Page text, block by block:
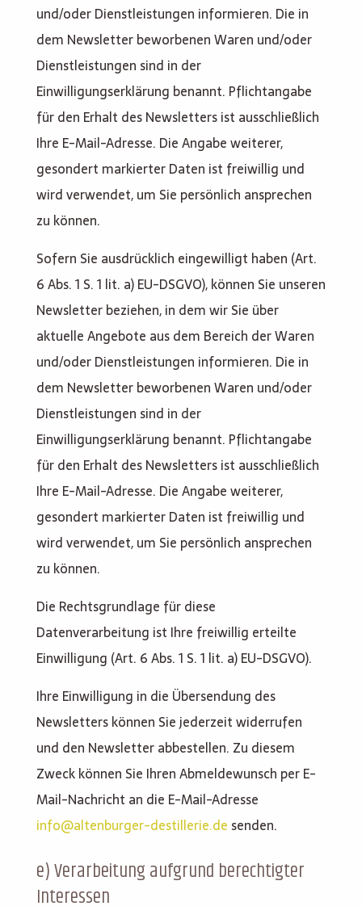
und/oder Dienstleistungen informieren. Die in
dem Newsletter beworbenen Waren und/oder
Dienstleistungen sind in der
Einwilligungserklärung benannt. Pflichtangabe
für den Erhalt des Newsletters ist ausschließlich
Ihre E-Mail-Adresse. Die Angabe weiterer,
gesondert markierter Daten ist freiwillig und
wird verwendet, um Sie persönlich ansprechen
zu können.
Sofern Sie ausdrücklich eingewilligt haben (Art.
6 Abs. 1 S. 1 lit. a) EU-DSGVO), können Sie unseren
Newsletter beziehen, in dem wir Sie über
aktuelle Angebote aus dem Bereich der Waren
und/oder Dienstleistungen informieren. Die in
dem Newsletter beworbenen Waren und/oder
Dienstleistungen sind in der
Einwilligungserklärung benannt. Pflichtangabe
für den Erhalt des Newsletters ist ausschließlich
Ihre E-Mail-Adresse. Die Angabe weiterer,
gesondert markierter Daten ist freiwillig und
wird verwendet, um Sie persönlich ansprechen
zu können.
Die Rechtsgrundlage für diese
Datenverarbeitung ist Ihre freiwillig erteilte
Einwilligung (Art. 6 Abs. 1 S. 1 lit. a) EU-DSGVO).
Ihre Einwilligung in die Übersendung des
Newsletters können Sie jederzeit widerrufen
und den Newsletter abbestellen. Zu diesem
Zweck können Sie Ihren Abmeldewunsch per E-
Mail-Nachricht an die E-Mail-Adresse
info@altenburger-destillerie.de senden.
e) Verarbeitung aufgrund berechtigter
Interessen